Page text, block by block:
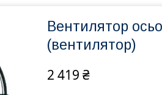
Вентилятор
(вентилятор)
2 419 ₴